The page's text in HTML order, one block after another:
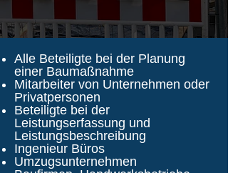
Alle Beteiligte bei der Planung
einer Baumaßnahme
Mitarbeiter von Unternehmen oder
Privatpersonen
Beteiligte bei der
Leistungserfassung und
Leistungsbeschreibung
Ingenieur Büros
Umzugsunternehmen